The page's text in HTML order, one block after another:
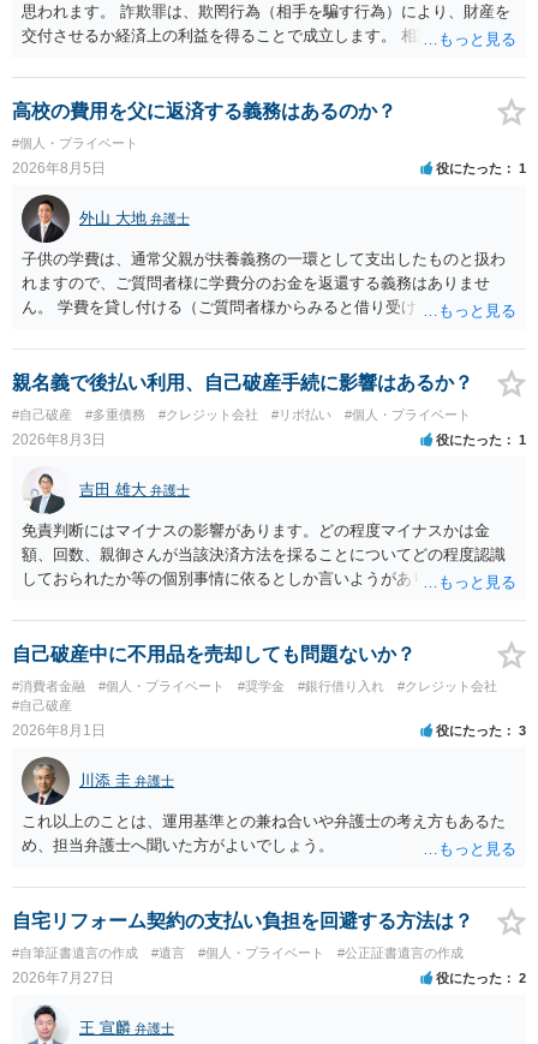
思われます。 詐欺罪は、欺罔行為（相手を騙す行為）により、財産を
交付させるか経済上の利益を得ることで成立します。 相談者さんは、
ので、詐欺罪の実行行為性が無く罪に問うことはできません。 おそら
く、相手が真実を話せば警察も取り合わないと思いますが、虚偽の内
容を述べた場合は、捜査はあるかもしれません。 ただし、捜査におい
て、真実を説明すれば、「ちゃんと返しなさいよ」程度の注意で済む
ことだと思われます。 また、返せるお金が無いのであれば、返せない
のは致し方ありません。真摯に分割して支払うことを相手に告げてい
くのみでしょう。 以上、ご参考まで。
高校の費用を父に返済する義務はあるのか？
#個人・プライベート
2026年8月5日 役にたった 1
外山 大地 弁護士
子供の学費は、通常父親が扶養義務の一環として支出したものと扱わ
れますので、ご質問者様に学費分のお金を返還する義務はありませ
ん。 学費を貸し付ける（ご質問者様からみると借り受ける）といった
ょう。
親名義で後払い利用、自己破産手続に影響はあるか？
#自己破産 #多重債務 #クレジット会社 #リボ払い #個人・プライベート
2026年8月3日 役にたった 1
吉田 雄大 弁護士
免責判断にはマイナスの影響があります。どの程度マイナスかは金
額、回数、親御さんが当該決済方法を採ることについてどの程度認識
しておられたか等の個別事情に依るとしか言いようがありません。 と
なって相談し、善後策を考えることをお勧めします。
自己破産中に不用品を売却しても問題ないか？
#消費者金融 #個人・プライベート #奨学金 #銀行借り入れ
#クレジット会社
#自己破産
2026年8月1日 役にたった 3
川添 圭 弁護士
これ以上のことは、運用基準との兼ね合いや弁護士の考え方もあるた
め、担当弁護士へ聞いた方がよいでしょう。
自宅リフォーム契約の支払い負担を回避する方法は？
#自筆証書遺言の作成 #遺言 #個人・プライベート #公正証書遺言の作成
2026年7月27日 役にたった 2
王 宣麟 弁護士